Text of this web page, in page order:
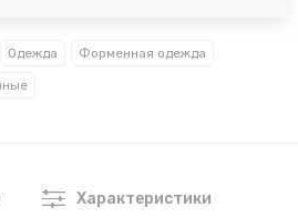
Одежда Форменная одежда
Характеристики